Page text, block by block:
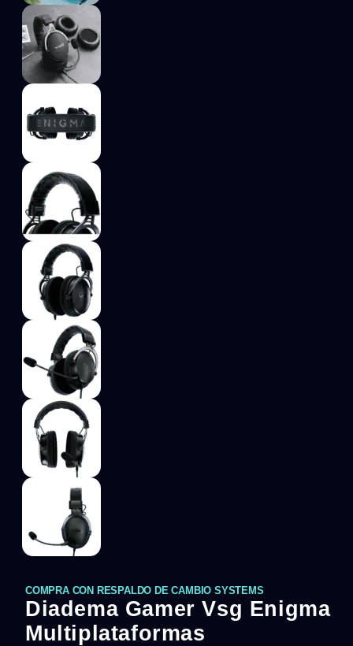
COMPRA CON RESPALDO DE CAMBIO SYSTEMS
Diadema Gamer Vsg Enigma
Multiplataformas